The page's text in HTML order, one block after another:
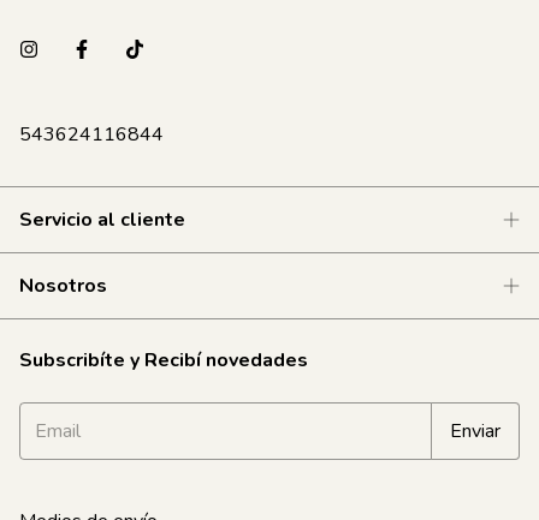
543624116844
Servicio al cliente
Nosotros
Subscribíte y Recibí novedades